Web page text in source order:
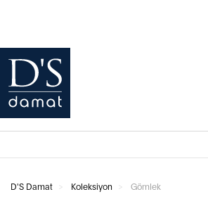
D'S Damat Koleksiyon Gömlek